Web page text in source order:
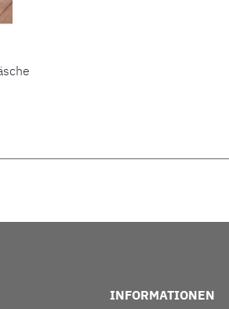
INFORMATIONEN